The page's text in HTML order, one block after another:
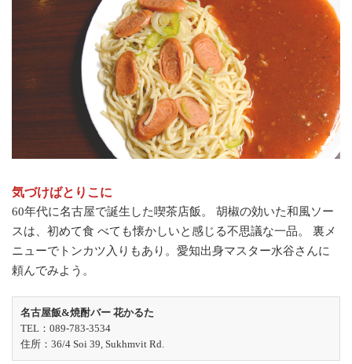
気づけばとりこに
60年代に名古屋で誕生した喫茶店飯。 胡椒の効いた和風ソー
スは、初めて食 べても懐かしいと感じる不思議な一品。 裏メ
ニューでトンカツ入りもあり。愛知出身マスター水谷さんに
頼んでみよう。
名古屋飯&焼酎バー 花かるた
TEL：089-783-3534
住所：36/4 Soi 39, Sukhmvit Rd.